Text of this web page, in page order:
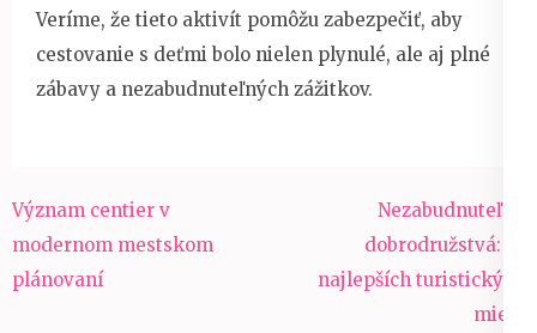
Veríme, že tieto aktivít pomôžu zabezpečiť, aby
cestovanie s deťmi bolo nielen plynulé, ale aj plné
zábavy a nezabudnuteľných zážitkov.
Navigácia
v
článku
Význam centier v
modernom mestskom
plánovaní
Nezabudnuteľné
dobrodružstvá: 10
najlepších turistických
miest